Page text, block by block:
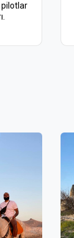
pilotlar